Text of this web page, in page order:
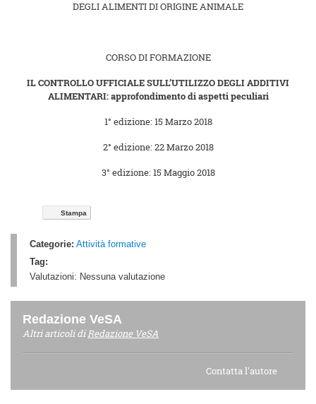
DEGLI ALIMENTI DI ORIGINE ANIMALE
CORSO DI FORMAZIONE
IL CONTROLLO UFFICIALE SULL’UTILIZZO DEGLI ADDITIVI
ALIMENTARI: approfondimento di aspetti peculiari
1° edizione: 15 Marzo 2018
2° edizione: 22 Marzo 2018
3° edizione: 15 Maggio 2018
Stampa
Categorie: Attività formative
Tag:
Valutazioni: Nessuna valutazione
Redazione VeSA
Altri articoli diRedazione VeSA
Contatta l'autore